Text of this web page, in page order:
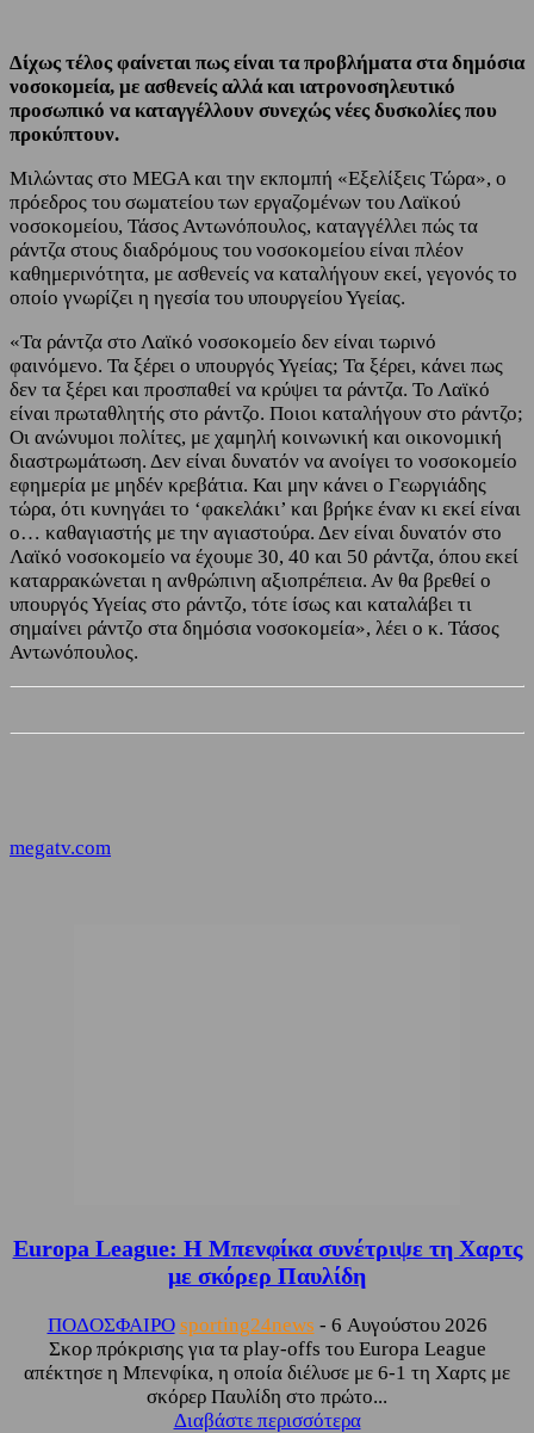
Δίχως τέλος φαίνεται πως είναι τα προβλήματα στα δημόσια
νοσοκομεία, με ασθενείς αλλά και ιατρονοσηλευτικό
προσωπικό να καταγγέλλουν συνεχώς νέες δυσκολίες που
προκύπτουν.
Μιλώντας στο MEGA και την εκπομπή «Εξελίξεις Τώρα», ο
πρόεδρος του σωματείου των εργαζομένων του Λαϊκού
νοσοκομείου, Τάσος Αντωνόπουλος, καταγγέλλει πώς τα
ράντζα στους διαδρόμους του νοσοκομείου είναι πλέον
καθημερινότητα, με ασθενείς να καταλήγουν εκεί, γεγονός το
οποίο γνωρίζει η ηγεσία του υπουργείου Υγείας.
«Τα ράντζα στο Λαϊκό νοσοκομείο δεν είναι τωρινό
φαινόμενο. Τα ξέρει ο υπουργός Υγείας; Τα ξέρει, κάνει πως
δεν τα ξέρει και προσπαθεί να κρύψει τα ράντζα. Το Λαϊκό
είναι πρωταθλητής στο ράντζο. Ποιοι καταλήγουν στο ράντζο;
Οι ανώνυμοι πολίτες, με χαμηλή κοινωνική και οικονομική
διαστρωμάτωση. Δεν είναι δυνατόν να ανοίγει το νοσοκομείο
εφημερία με μηδέν κρεβάτια. Και μην κάνει ο Γεωργιάδης
τώρα, ότι κυνηγάει το ‘φακελάκι’ και βρήκε έναν κι εκεί είναι
ο… καθαγιαστής με την αγιαστούρα. Δεν είναι δυνατόν στο
Λαϊκό νοσοκομείο να έχουμε 30, 40 και 50 ράντζα, όπου εκεί
καταρρακώνεται η ανθρώπινη αξιοπρέπεια. Αν θα βρεθεί ο
υπουργός Υγείας στο ράντζο, τότε ίσως και καταλάβει τι
σημαίνει ράντζο στα δημόσια νοσοκομεία», λέει ο κ. Τάσος
Αντωνόπουλος.
megatv.com
Europa League: Η Μπενφίκα συνέτριψε τη Χαρτς
με σκόρερ Παυλίδη
ΠΟΔΟΣΦΑΙΡΟ sporting24news - 6 Αυγούστου 2026
Σκορ πρόκρισης για τα play-offs του Europa League
απέκτησε η Μπενφίκα, η οποία διέλυσε με 6-1 τη Χαρτς με
σκόρερ Παυλίδη στο πρώτο...
Διαβάστε περισσότερα